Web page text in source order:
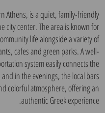
Athens, is a quiet, family-friendly
city center. The area is known for
life alongside a variety of
cafes and green parks. A well-
system easily connects the
in the evenings, the local bars
colorful atmosphere, offering an
authentic Greek experience.